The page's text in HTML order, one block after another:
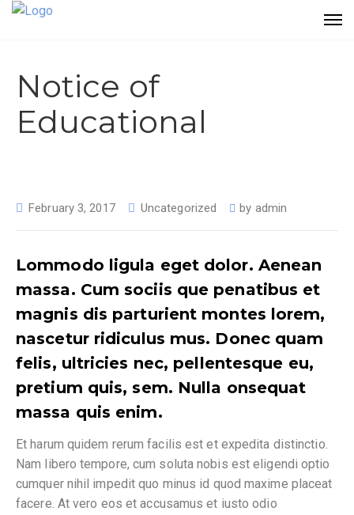
Notice of
Educational
February 3, 2017 Uncategorized by admin
Lommodo ligula eget dolor. Aenean
massa. Cum sociis que penatibus et
magnis dis parturient montes lorem,
nascetur ridiculus mus. Donec quam
felis, ultricies nec, pellentesque eu,
pretium quis, sem. Nulla onsequat
massa quis enim.
Et harum quidem rerum facilis est et expedita distinctio.
Nam libero tempore, cum soluta nobis est eligendi optio
cumquer nihil impedit quo minus id quod maxime placeat
facere. At vero eos et accusamus et iusto odio